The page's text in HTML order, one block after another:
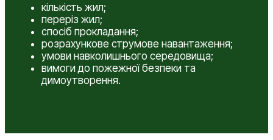
кількість жил;
переріз жил;
спосіб прокладання;
розрахункове струмове навантаження;
умови навколишнього середовища;
вимоги до пожежної безпеки та
димоутворення.